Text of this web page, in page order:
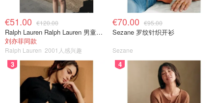
图片来源于@justeat.it，版权属于原作者
呱呱到家
呱呱到家是“欧洲本地华人生活服务平台”，总部在意大利，
覆盖米兰、罗马、佛罗伦萨、都灵、博洛尼亚、普拉托等华
人聚集城市，中餐与亚洲超市资源丰富。功能不仅是外卖，
还包括网上超市、鲜花与同城快递，适合留学生与华人家庭
€51.00 €120.00
Ralph Lauren Ralph Lauren 男童亚麻衬衫
刘亦菲同款
Ralph Lauren 2001人感兴趣
€70.00 €95.00
Sezane 罗纹针织开衫
Sezane
3 4